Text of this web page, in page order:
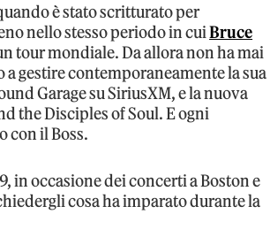
è stato scritturato per
nello stesso periodo in cuiBruce
tour mondiale. Da allora non ha mai
gestire contemporaneamente la sua
Garage su SiriusXM, e la nuova
the Disciples of Soul. E ogni
con il Boss.
in occasione dei concerti a Boston e
cosa ha imparato durante la